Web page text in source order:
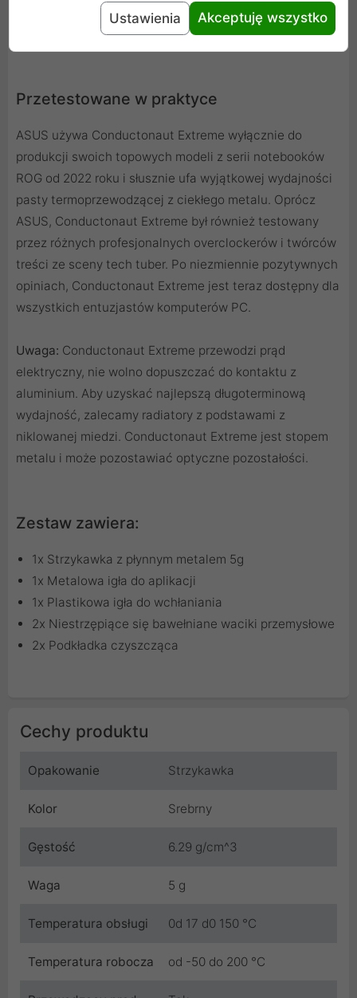
Przetestowane w praktyce
ASUS używa Conductonaut Extreme wyłącznie do
produkcji swoich topowych modeli z serii notebooków
ROG od 2022 roku i słusznie ufa wyjątkowej wydajności
pasty termoprzewodzącej z ciekłego metalu. Oprócz
ASUS, Conductonaut Extreme był również testowany
przez różnych profesjonalnych overclockerów i twórców
treści ze sceny tech tuber. Po niezmiennie pozytywnych
opiniach, Conductonaut Extreme jest teraz dostępny dla
wszystkich entuzjastów komputerów PC.
Uwaga: Conductonaut Extreme przewodzi prąd
elektryczny, nie wolno dopuszczać do kontaktu z
aluminium. Aby uzyskać najlepszą długoterminową
wydajność, zalecamy radiatory z podstawami z
niklowanej miedzi. Conductonaut Extreme jest stopem
metalu i może pozostawiać optyczne pozostałości.
Zestaw zawiera:
1x Strzykawka z płynnym metalem 5g
1x Metalowa igła do aplikacji
1x Plastikowa igła do wchłaniania
2x Niestrzępiące się bawełniane waciki przemysłowe
2x Podkładka czyszcząca
Cechy produktu
Opakowanie Strzykawka
Kolor Srebrny
Gęstość 6.29 g/cm^3
Waga 5 g
Temperatura obsługi 0d 17 d0 150 °C
Temperatura robocza od -50 do 200 °C
Ustawienia Akceptuję wszystko